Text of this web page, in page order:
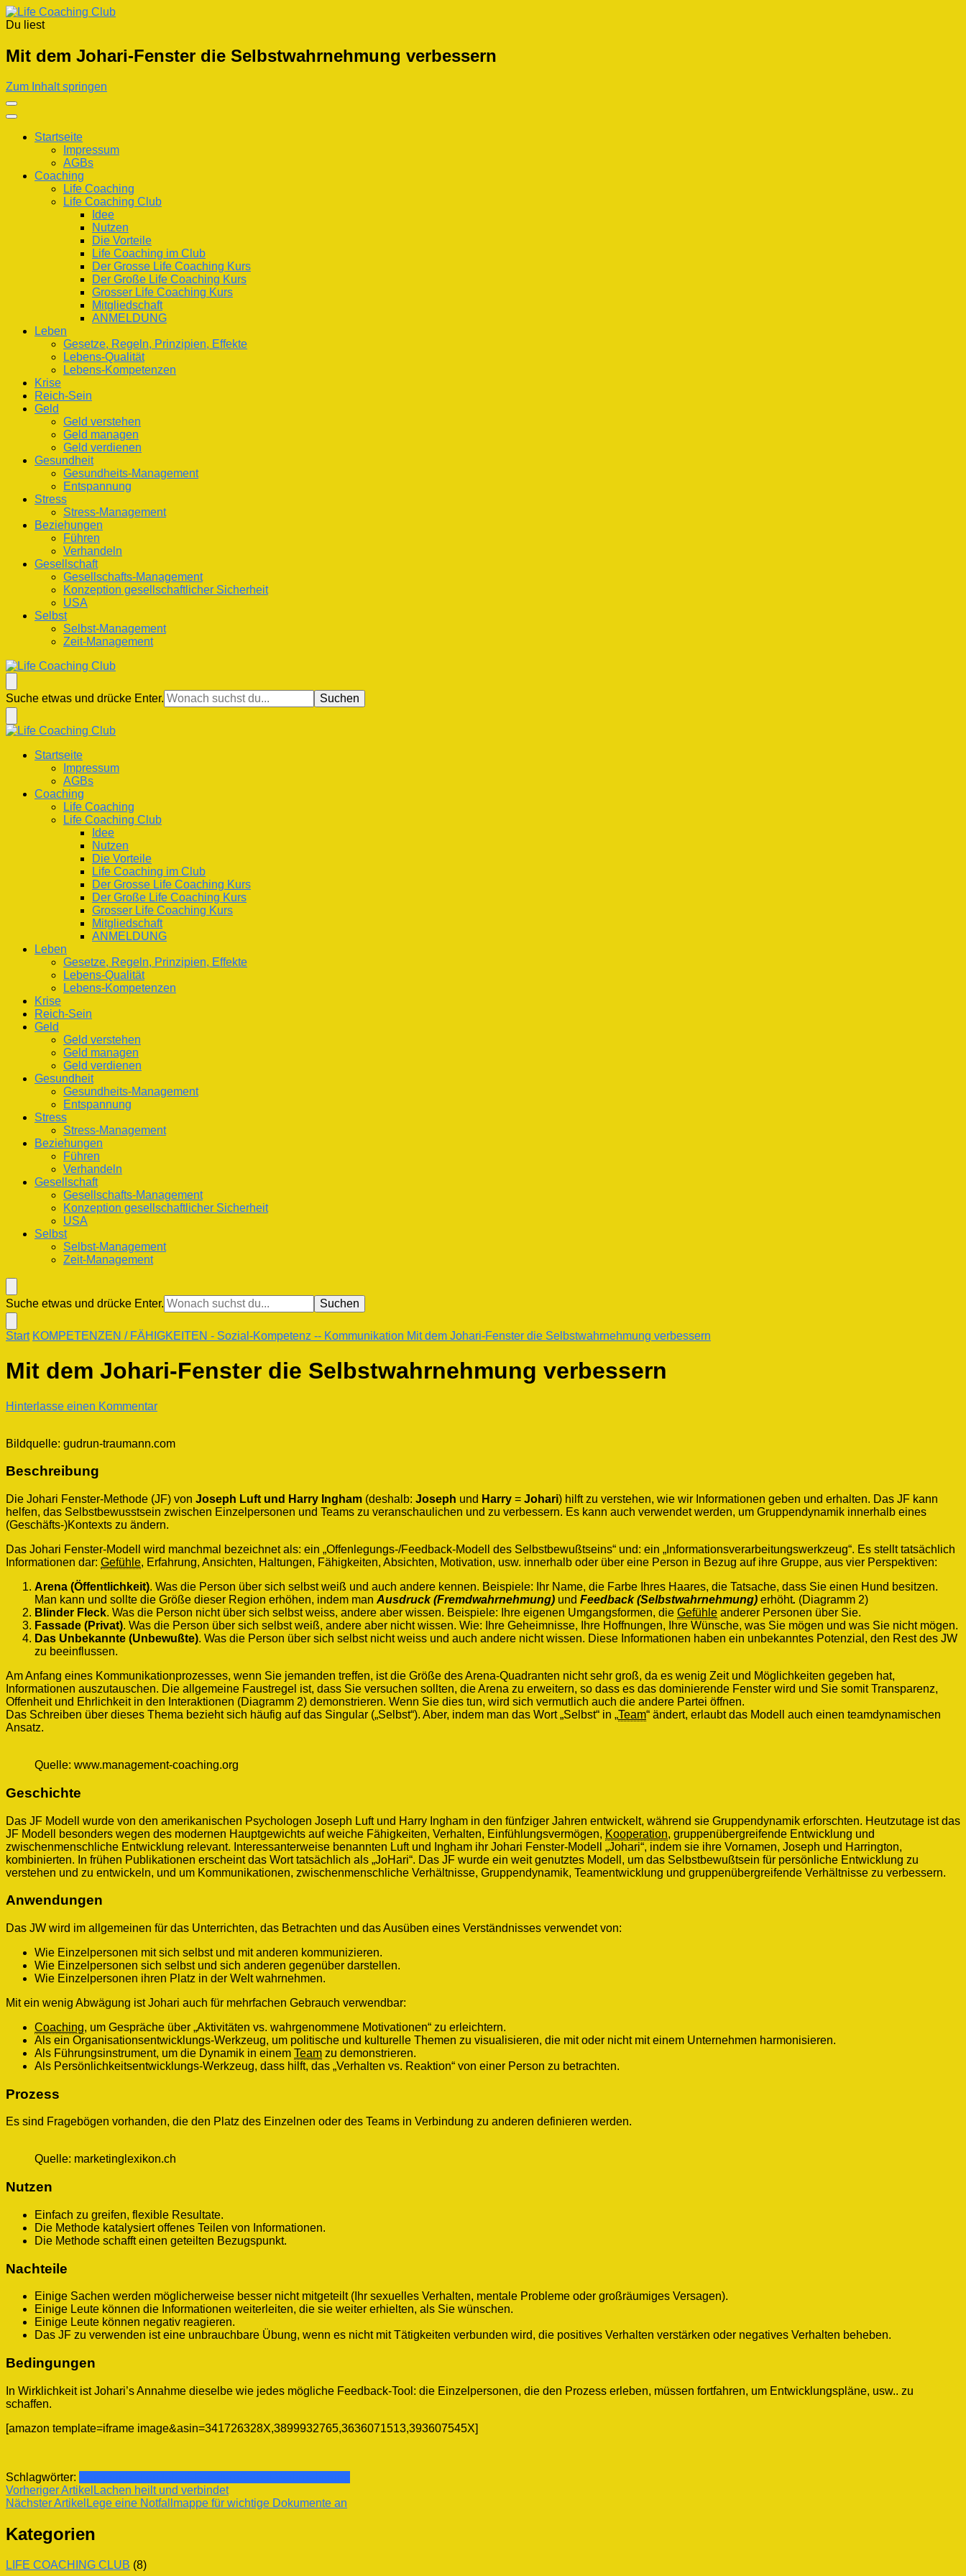
Du liest
Mit dem Johari-Fenster die Selbstwahrnehmung verbessern
Zum Inhalt springen
Startseite
Impressum
AGBs
Coaching
Life Coaching
Life Coaching Club
Idee
Nutzen
Die Vorteile
Life Coaching im Club
Der Grosse Life Coaching Kurs
Der Große Life Coaching Kurs
Grosser Life Coaching Kurs
Mitgliedschaft
ANMELDUNG
Leben
Gesetze, Regeln, Prinzipien, Effekte
Lebens-Qualität
Lebens-Kompetenzen
Krise
Reich-Sein
Geld
Geld verstehen
Geld managen
Geld verdienen
Gesundheit
Gesundheits-Management
Entspannung
Stress
Stress-Management
Beziehungen
Führen
Verhandeln
Gesellschaft
Gesellschafts-Management
Konzeption gesellschaftlicher Sicherheit
USA
Selbst
Selbst-Management
Zeit-Management
Life Coaching Club
Für Deine Lebenskompetenz
Suchst
du
nach
etwas?
Suche etwas und drücke Enter.
Life Coaching Club
Für Deine Lebenskompetenz
Startseite
Impressum
AGBs
Coaching
Life Coaching
Life Coaching Club
Idee
Nutzen
Die Vorteile
Life Coaching im Club
Der Grosse Life Coaching Kurs
Der Große Life Coaching Kurs
Grosser Life Coaching Kurs
Mitgliedschaft
ANMELDUNG
Leben
Gesetze, Regeln, Prinzipien, Effekte
Lebens-Qualität
Lebens-Kompetenzen
Krise
Reich-Sein
Geld
Geld verstehen
Geld managen
Geld verdienen
Gesundheit
Gesundheits-Management
Entspannung
Stress
Stress-Management
Beziehungen
Führen
Verhandeln
Gesellschaft
Gesellschafts-Management
Konzeption gesellschaftlicher Sicherheit
USA
Selbst
Selbst-Management
Zeit-Management
Suchst
du
nach
etwas?
Suche etwas und drücke Enter.
Start KOMPETENZEN / FÄHIGKEITEN - Sozial-Kompetenz -- Kommunikation Mit dem Johari-Fenster die Selbstwahrnehmung verbessern
Mit dem Johari-Fenster die Selbstwahrnehmung verbessern
Hinterlasse einen Kommentarzu
Johari-
verbessern
Bildquelle: gudrun-traumann.com
Beschreibung
Die Johari Fenster-Methode (JF) von Joseph Luft und Harry Ingham (deshalb: Joseph und Harry = Johari) hilft zu verstehen, wie wir Informationen geben und erhalten. Das JF kann
helfen, das Selbstbewusstsein zwischen Einzelpersonen und Teams zu veranschaulichen und zu verbessern. Es kann auch verwendet werden, um Gruppendynamik innerhalb eines
(Geschäfts-)Kontexts zu ändern.
Das Johari Fenster-Modell wird manchmal bezeichnet als: ein „Offenlegungs-/Feedback-Modell des Selbstbewußtseins“ und: ein „Informationsverarbeitungswerkzeug“. Es stellt tatsächlich
Informationen dar: Gefühle, Erfahrung, Ansichten, Haltungen, Fähigkeiten, Absichten, Motivation, usw. innerhalb oder über eine Person in Bezug auf ihre Gruppe, aus vier Perspektiven:
Arena (Öffentlichkeit). Was die Person über sich selbst weiß und auch andere kennen. Beispiele: Ihr Name, die Farbe Ihres Haares, die Tatsache, dass Sie einen Hund besitzen.
Man kann und sollte die Größe dieser Region erhöhen, indem man Ausdruck (Fremdwahrnehmung) und Feedback (Selbstwahrnehmung) erhöht. (Diagramm 2)
Blinder Fleck. Was die Person nicht über sich selbst weiss, andere aber wissen. Beispiele: Ihre eigenen Umgangsformen, die Gefühle anderer Personen über Sie.
Fassade (Privat). Was die Person über sich selbst weiß, andere aber nicht wissen. Wie: Ihre Geheimnisse, Ihre Hoffnungen, Ihre Wünsche, was Sie mögen und was Sie nicht mögen.
Das Unbekannte (Unbewußte). Was die Person über sich selbst nicht weiss und auch andere nicht wissen. Diese Informationen haben ein unbekanntes Potenzial, den Rest des JW
zu beeinflussen.
Am Anfang eines Kommunikationprozesses, wenn Sie jemanden treffen, ist die Größe des Arena-Quadranten nicht sehr groß, da es wenig Zeit und Möglichkeiten gegeben hat,
Informationen auszutauschen. Die allgemeine Faustregel ist, dass Sie versuchen sollten, die Arena zu erweitern, so dass es das dominierende Fenster wird und Sie somit Transparenz,
Offenheit und Ehrlichkeit in den Interaktionen (Diagramm 2) demonstrieren. Wenn Sie dies tun, wird sich vermutlich auch die andere Partei öffnen.
Das Schreiben über dieses Thema bezieht sich häufig auf das Singular („Selbst“). Aber, indem man das Wort „Selbst“ in „Team“ ändert, erlaubt das Modell auch einen teamdynamischen
Ansatz.
Quelle: www.management-coaching.org
Geschichte
Das JF Modell wurde von den amerikanischen Psychologen Joseph Luft und Harry Ingham in den fünfziger Jahren entwickelt, während sie Gruppendynamik erforschten. Heutzutage ist das
JF Modell besonders wegen des modernen Hauptgewichts auf weiche Fähigkeiten, Verhalten, Einfühlungsvermögen, Kooperation, gruppenübergreifende Entwicklung und
zwischenmenschliche Entwicklung relevant. Interessanterweise benannten Luft und Ingham ihr Johari Fenster-Modell „Johari“, indem sie ihre Vornamen, Joseph und Harrington,
kombinierten. In frühen Publikationen erscheint das Wort tatsächlich als „JoHari“. Das JF wurde ein weit genutztes Modell, um das Selbstbewußtsein für persönliche Entwicklung zu
verstehen und zu entwickeln, und um Kommunikationen, zwischenmenschliche Verhältnisse, Gruppendynamik, Teamentwicklung und gruppenübergreifende Verhältnisse zu verbessern.
Anwendungen
Das JW wird im allgemeinen für das Unterrichten, das Betrachten und das Ausüben eines Verständnisses verwendet von:
Wie Einzelpersonen mit sich selbst und mit anderen kommunizieren.
Wie Einzelpersonen sich selbst und sich anderen gegenüber darstellen.
Wie Einzelpersonen ihren Platz in der Welt wahrnehmen.
Mit ein wenig Abwägung ist Johari auch für mehrfachen Gebrauch verwendbar:
Coaching, um Gespräche über „Aktivitäten vs. wahrgenommene Motivationen“ zu erleichtern.
Als ein Organisationsentwicklungs-Werkzeug, um politische und kulturelle Themen zu visualisieren, die mit oder nicht mit einem Unternehmen harmonisieren.
Als Führungsinstrument, um die Dynamik in einem Team zu demonstrieren.
Als Persönlichkeitsentwicklungs-Werkzeug, dass hilft, das „Verhalten vs. Reaktion“ von einer Person zu betrachten.
Prozess
Es sind Fragebögen vorhanden, die den Platz des Einzelnen oder des Teams in Verbindung zu anderen definieren werden.
Quelle: marketinglexikon.ch
Nutzen
Einfach zu greifen, flexible Resultate.
Die Methode katalysiert offenes Teilen von Informationen.
Die Methode schafft einen geteilten Bezugspunkt.
Nachteile
Einige Sachen werden möglicherweise besser nicht mitgeteilt (Ihr sexuelles Verhalten, mentale Probleme oder großräumiges Versagen).
Einige Leute können die Informationen weiterleiten, die sie weiter erhielten, als Sie wünschen.
Einige Leute können negativ reagieren.
Das JF zu verwenden ist eine unbrauchbare Übung, wenn es nicht mit Tätigkeiten verbunden wird, die positives Verhalten verstärken oder negatives Verhalten beheben.
Bedingungen
In Wirklichkeit ist Johari’s Annahme dieselbe wie jedes mögliche Feedback-Tool: die Einzelpersonen, die den Prozess erleben, müssen fortfahren, um Entwicklungspläne, usw.. zu
schaffen.
[amazon template=iframe image&asin=341726328X,3899932765,3636071513,393607545X]
Schlagwörter:
Beitragsnavigation
Vorheriger Artikel Lachen heilt und verbindet
Nächster Artikel Lege eine Notfallmappe für wichtige Dokumente an
Kategorien
LIFE COACHING CLUB (8)